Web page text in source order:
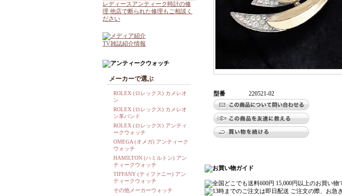
型番 220521-02
レディースアンティーク時計の修
理 他店で断られた修理もご相談く
ださい
TV雑誌紹介情報
メーカーで選ぶ
ROLEX (ロレックス) カメレオ
ン
ROLEX (ロレックス) カメレオ
ン革バンド
ROLEX (ロレックス) アンティ
ークウォッチ
OMEGA (オメガ) アンティーク
ウォッチ
HAMILTON (ハミルトン) アン
ティークウォッチ
TIFFANY (ティファニー) アン
ティークウォッチ
その他メーカーウォッチ